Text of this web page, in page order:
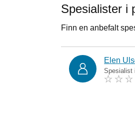
Spesialister i
Finn en anbefalt
Elen
Spesialist